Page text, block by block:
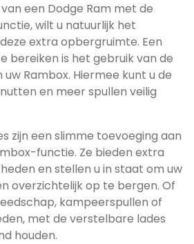
een Dodge Ram met de
wilt u natuurlijk het
extra opbergruimte. Een
bereiken is het gebruik van de
Rambox. Hiermee kunt u de
en meer spullen veilig
zijn een slimme toevoeging aan
functie. Ze bieden extra
en stellen u in staat om uw
overzichtelijk op te bergen. Of
kampeerspullen of
met de verstelbare lades
houden.